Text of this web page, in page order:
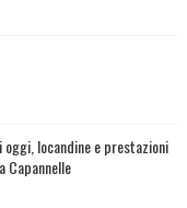
locandine e prestazioni
Capannelle